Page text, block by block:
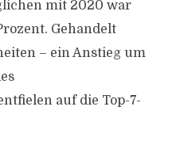
mit 2020 war
Gehandelt
– ein Anstieg um
auf die Top-7-